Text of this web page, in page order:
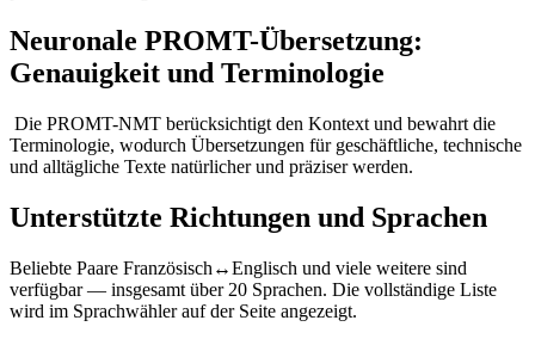
Neuronale PROMT-Übersetzung:
Genauigkeit und Terminologie
Die PROMT-NMT berücksichtigt den Kontext und bewahrt die
Terminologie, wodurch Übersetzungen für geschäftliche, technische
und alltägliche Texte natürlicher und präziser werden.
Unterstützte Richtungen und Sprachen
Beliebte Paare Französisch↔Englisch und viele weitere sind
verfügbar — insgesamt über 20 Sprachen. Die vollständige Liste
wird im Sprachwähler auf der Seite angezeigt.